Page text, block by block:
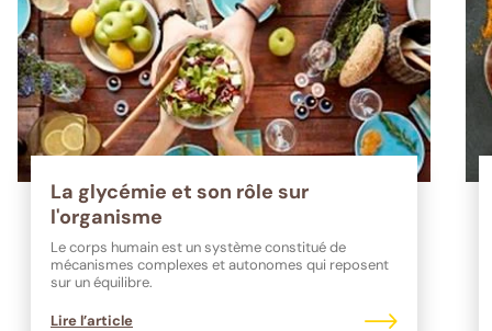
La glycémie et son rôle sur
l'organisme
Le corps humain est un système constitué de
mécanismes complexes et autonomes qui reposent
sur un équilibre.
Lire l’article